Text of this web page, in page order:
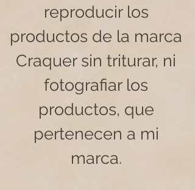
reproducir los
productos de la marca
Craquer sin triturar, ni
fotografiar los
productos, que
pertenecen a mi
marca.